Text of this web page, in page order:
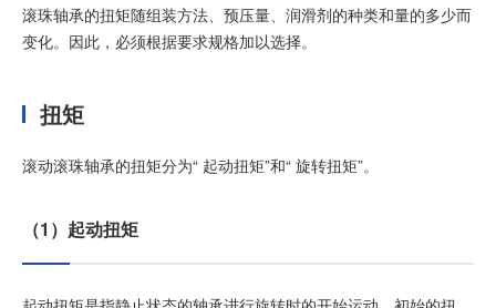
行业解决方案
新闻
企业信息
滚珠轴承的扭矩随组装方法、预压量、润滑剂的种类和量的多少而
变化。因此，必须根据要求规格加以选择。
扭矩
滚动滚珠轴承的扭矩分为“ 起动扭矩”和“ 旋转扭矩”。
（1）起动扭矩